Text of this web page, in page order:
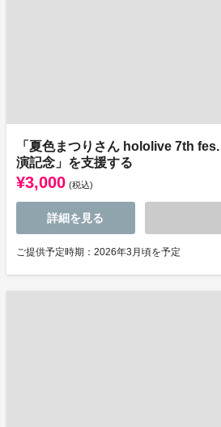
「夏色まつりさん hololive 7th
演記念」を支援する
¥3,000 (税込)
詳細を見る
ご提供予定時期：2026年3月頃を予定